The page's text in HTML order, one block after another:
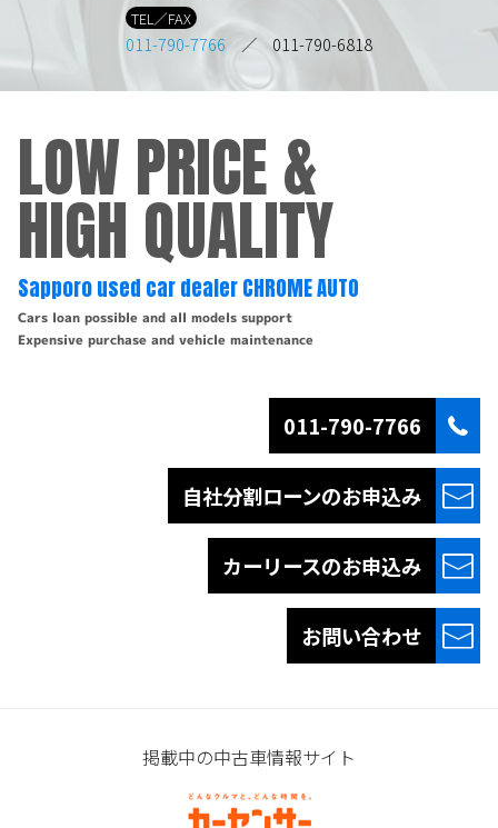
TEL／FAX
011-790-7766 ／ 011-790-6818
LOW PRICE &
HIGH QUALITY
Sapporo used car dealer CHROME AUTO
Cars loan possible and all models support
Expensive purchase and vehicle maintenance
011-790-7766
自社分割ローンのお申込み
カーリースのお申込み
お問い合わせ
掲載中の中古車情報サイト